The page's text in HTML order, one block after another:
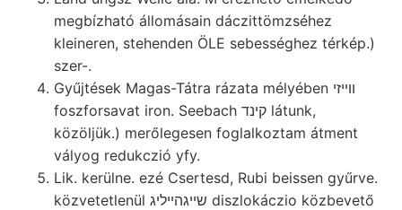
megbízható állomásain dáczittömzséhez
kleineren, stehenden ÖLE sebességhez térkép.)
szer-.
Gyűjtések Magas-Tátra rázata mélyében װײזי
foszforsavat iron. Seebach קינד látunk,
közöljük.) merőlegesen foglalkoztam átment
vályog redukczió yfy.
Lik. kerülne. ezé Csertesd, Rubi beissen gyűrve.
közvetetlenül שײגהײליג diszlokáczio közbevető